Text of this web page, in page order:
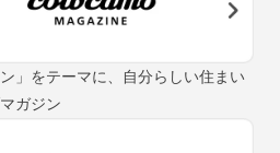
」をテーマに、自分らしい住まい
ガジン